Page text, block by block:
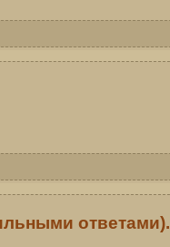
ответами).